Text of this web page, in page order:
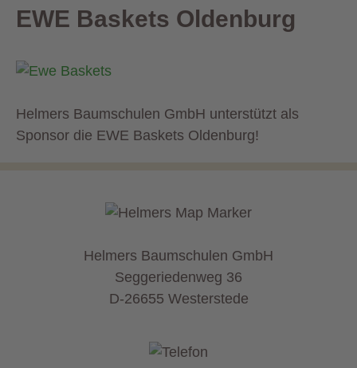
EWE Baskets Oldenburg
Helmers Baumschulen GmbH unterstützt als
Sponsor die EWE Baskets Oldenburg!
Helmers Baumschulen GmbH
Seggeriedenweg 36
D-26655 Westerstede